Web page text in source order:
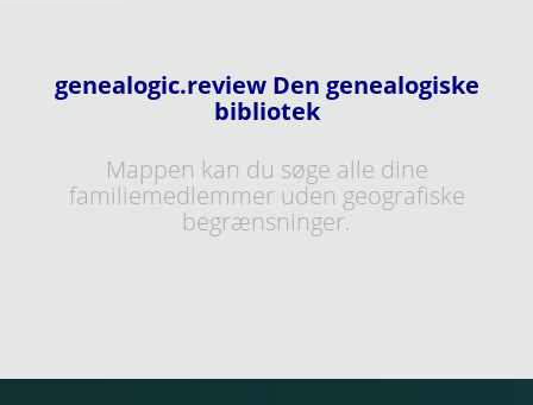
genealogic.review Den genealogiske
bibliotek
Mappen kan du søge alle dine
familiemedlemmer uden geografiske
begrænsninger.